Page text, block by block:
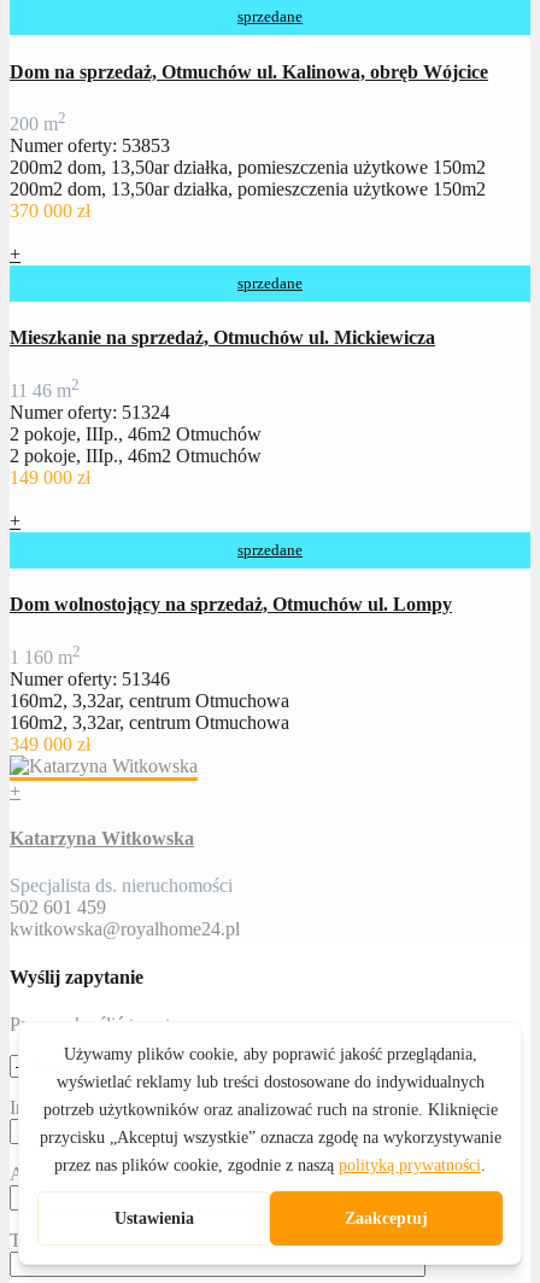
sprzedane
Dom na sprzedaż, Otmuchów ul. Kalinowa, obręb Wójcice
200 m2
Numer oferty: 53853
200m2 dom, 13,50ar działka, pomieszczenia użytkowe 150m2
200m2 dom, 13,50ar działka, pomieszczenia użytkowe 150m2
370 000 zł
+
sprzedane
Mieszkanie na sprzedaż, Otmuchów ul. Mickiewicza
11 46 m2
Numer oferty: 51324
2 pokoje, IIIp., 46m2 Otmuchów
2 pokoje, IIIp., 46m2 Otmuchów
149 000 zł
+
sprzedane
Dom wolnostojący na sprzedaż, Otmuchów ul. Lompy
1 160 m2
Numer oferty: 51346
160m2, 3,32ar, centrum Otmuchowa
160m2, 3,32ar, centrum Otmuchowa
349 000 zł
+
Katarzyna Witkowska
Specjalista ds. nieruchomości
502 601 459
kwitkowska@royalhome24.pl
Wyślij zapytanie
Proszę określić temat
Imię i nazwisko
Adres email
Telefon kontaktowy